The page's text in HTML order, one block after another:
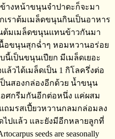
างหน้าขนุนจำปาดะก็จะมา
ราต้มเมล็ดขนุนกินเป็นอาหาร
ต้มเมล็ดขนุนแทนข้าวกันมา
อขนุนสุกฉ่ำๆ​ หอมหวาน​อร่อย
เป็นขนุนเปียก​ มีเมล็ดเยอะ
ล้ว​ได้เมล็ดเป็น​ 1 กิโลครึ่งต่อ
ป็นสองกล่องอีกด้วย​ น้ำขนุน
อศกรีม​กันอีกต่อหนึ่ง​ แค่ผสม
มรสเปี้ยวหวานกลมกล่อม​ลง
ปแล้ว และยังมีอีกหลายลูกที่
seeds are seasonally